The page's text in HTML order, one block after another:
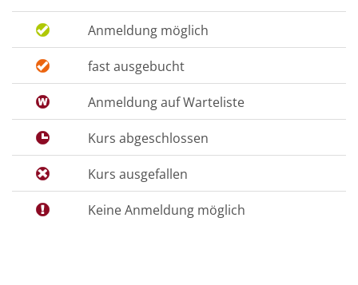
Anmeldung möglich
fast ausgebucht
Anmeldung auf Warteliste
Kurs abgeschlossen
Kurs ausgefallen
Keine Anmeldung möglich